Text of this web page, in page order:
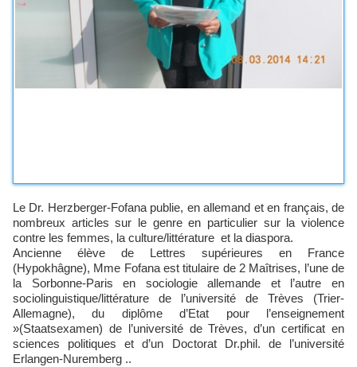
Le Dr. Herzberger-Fofana publie, en allemand et en français, de
nombreux articles sur le genre en particulier sur la violence
contre les femmes, la culture/littérature et la diaspora.
Ancienne élève de Lettres supérieures en France
(Hypokhâgne), Mme Fofana est titulaire de 2 Maîtrises, l’une de
la Sorbonne-Paris en sociologie allemande et l’autre en
sociolinguistique/littérature de l’université de Trèves (Trier-
Allemagne), du diplôme d’Etat pour l’enseignement
»(Staatsexamen) de l’université de Trèves, d’un certificat en
sciences politiques et d’un Doctorat Dr.phil. de l’université
Erlangen-Nuremberg ..